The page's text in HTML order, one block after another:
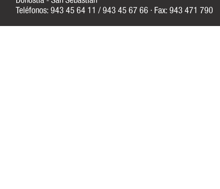
Teléfonos: 943 45 64 11 / 943 45 67 66 · Fax: 943 471 790